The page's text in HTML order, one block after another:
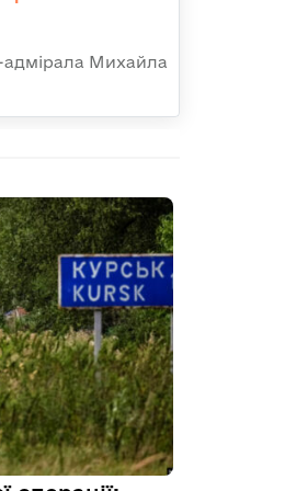
Михайла